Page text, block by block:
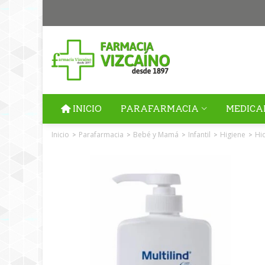
INICIO PARAFARMACIA
Inicio > Parafarmacia > Bebé y Mamá > Infantil > Higiene >